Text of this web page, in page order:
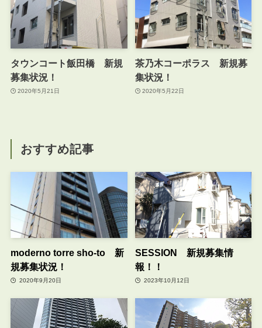
タウンコート飯田橋 新規
募集状況！
2020年5月21日
茶乃木コーポラス 新規募
集状況！
2020年5月22日
おすすめ記事
moderno torre sho-to 新
規募集状況！
2020年9月20日
SESSION 新規募集情
報！！
2023年10月12日